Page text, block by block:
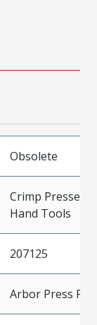
Obsolete
Crimp Presses
Hand Tools
207125
Arbor Press